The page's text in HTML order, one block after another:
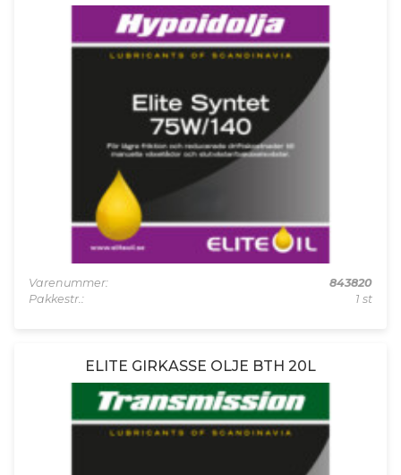
Varenummer:
843820
Pakkestr.:
1 st
ELITE GIRKASSE OLJE BTH 20L